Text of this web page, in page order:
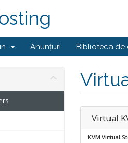
Anunțuri Biblioteca de
Virtual
KVM Virtual